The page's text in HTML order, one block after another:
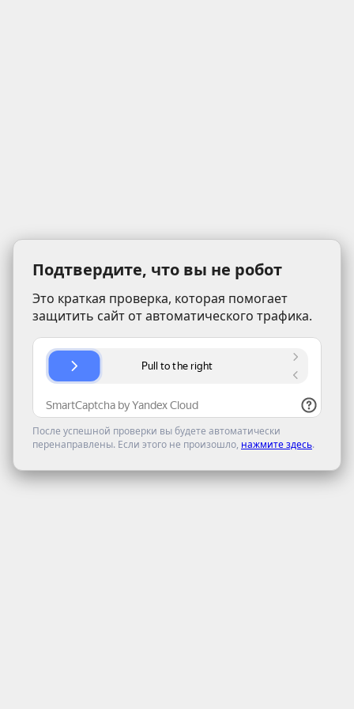
Подтвердите, что вы не робот
Это краткая проверка, которая помогает
защитить сайт от автоматического трафика.
После успешной проверки вы будете автоматически
перенаправлены. Если этого не произошло, нажмите здесь.